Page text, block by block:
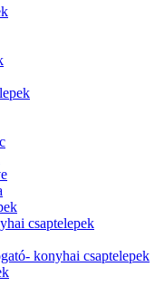
csaptelepek
konyhai csaptelepek